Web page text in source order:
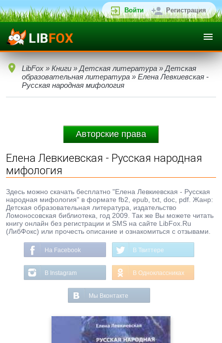
Войти Регистрация
LibFox » Книги » Детская литература » Детская
образовательная литература » Елена Левкиевская -
Русская народная мифология
Авторские права
Елена Левкиевская - Русская народная
мифология
Здесь можно скачать бесплатно "Елена Левкиевская - Русская
народная мифология" в формате fb2, epub, txt, doc, pdf. Жанр:
Детская образовательная литература, издательство
Ломоносовская библиотека, год 2009. Так же Вы можете читать
книгу онлайн без регистрации и SMS на сайте LibFox.Ru
(ЛибФокс) или прочесть описание и ознакомиться с отзывами.
На Facebook В Твиттере
В Instagram В Одноклассниках
Мы Вконтакте